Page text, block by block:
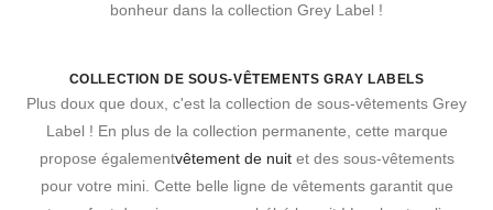
bonheur dans la collection Grey Label !
COLLECTION DE SOUS-VÊTEMENTS GRAY LABELS
Plus doux que doux, c'est la collection de sous-vêtements Grey
Label ! En plus de la collection permanente, cette marque
propose égalementvêtement de nuitet des sous-vêtements
pour votre mini. Cette belle ligne de vêtements garantit que